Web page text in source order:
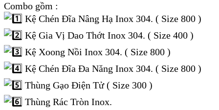
là:
20.000.000 ₫.là:
12.899.000 ₫.
Combo gồm :
Kệ Chén Đĩa Nâng Hạ Inox 304. ( Size 800 )
Kệ Gia Vị Dao Thớt Inox 304. ( Size 400 )
Kệ Xoong Nồi Inox 304. ( Size 800 )
Kệ Chén Đĩa Đa Năng Inox 304. ( Size 800 )
Thùng Gạo Điện Tử ( Size 300 )
Thùng Rác Tròn Inox.